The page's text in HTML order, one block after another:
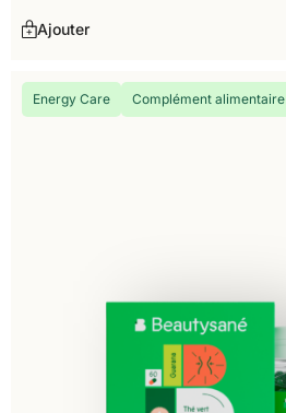
Ajouter
Energy Care Complément alimentaire